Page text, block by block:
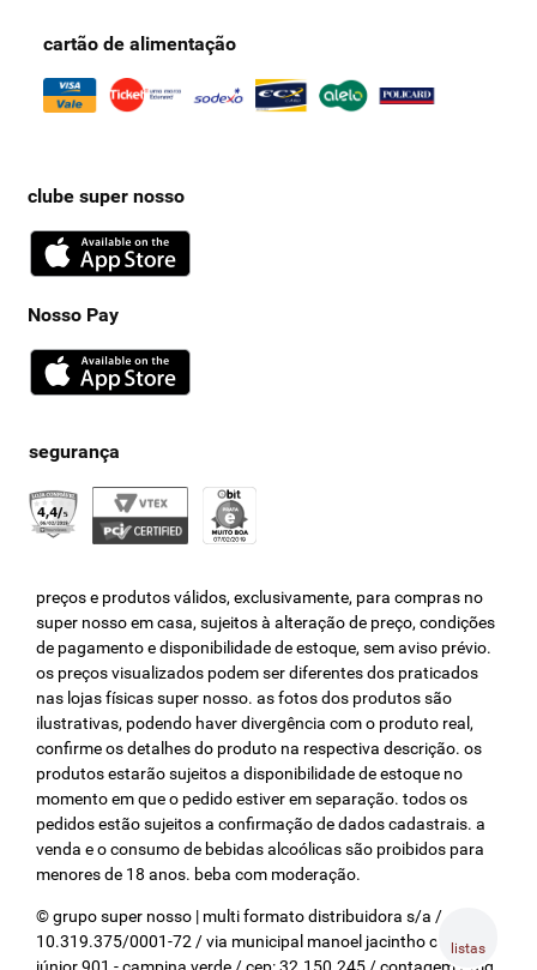
listas
cartão de alimentação
clube super nosso
Nosso Pay
preços e produtos válidos, exclusivamente, para compras no
super nosso em casa, sujeitos à alteração de preço, condições
de pagamento e disponibilidade de estoque, sem aviso prévio.
os preços visualizados podem ser diferentes dos praticados
nas lojas físicas super nosso. as fotos dos produtos são
ilustrativas, podendo haver divergência com o produto real,
confirme os detalhes do produto na respectiva descrição. os
produtos estarão sujeitos a disponibilidade de estoque no
momento em que o pedido estiver em separação. todos os
pedidos estão sujeitos a confirmação de dados cadastrais. a
venda e o consumo de bebidas alcoólicas são proibidos para
menores de 18 anos. beba com moderação.
© grupo super nosso | multi formato distribuidora s/a / cnpj:
10.319.375/0001-72 / via municipal manoel jacintho coelho